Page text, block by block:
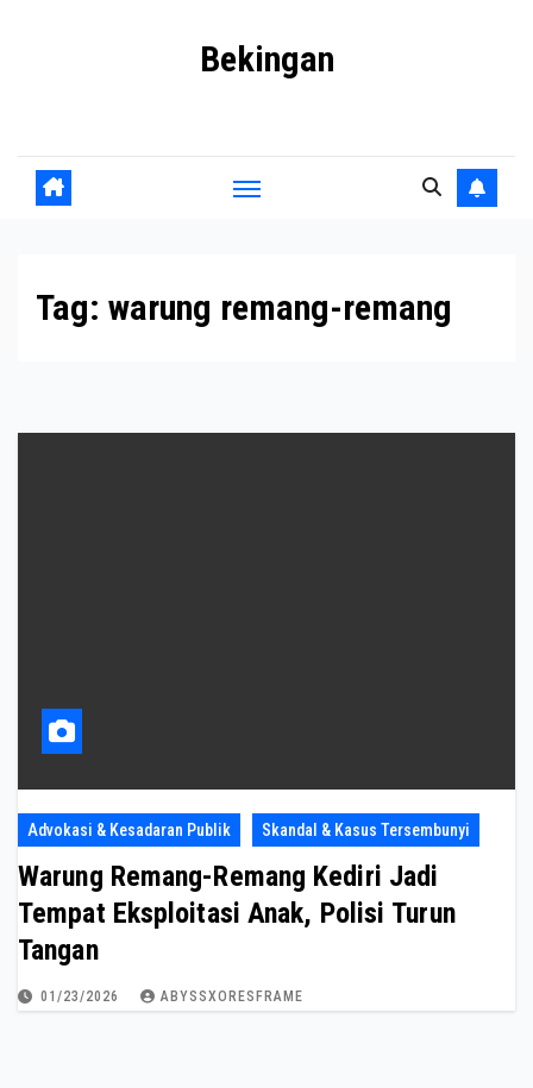
Bekingan
Tag: warung remang-remang
Advokasi & Kesadaran Publik Skandal & Kasus Tersembunyi
Warung Remang-Remang Kediri Jadi
Tempat Eksploitasi Anak, Polisi Turun
Tangan
01/23/2026 ABYSSXORESFRAME